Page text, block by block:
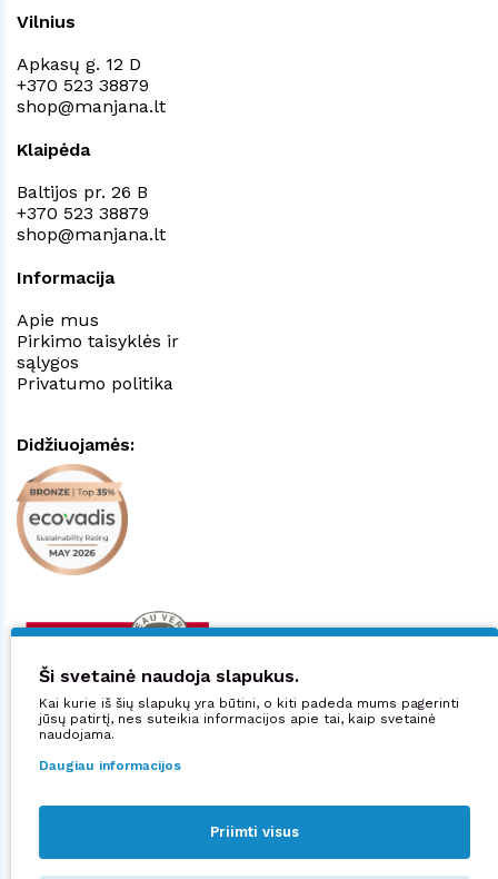
Vilnius
Apkasų g. 12 D
+370 523 38879
shop@manjana.lt
Klaipėda
Baltijos pr. 26 B
+370 523 38879
shop@manjana.lt
Informacija
Apie mus
Pirkimo taisyklės ir
sąlygos
Privatumo politika
Didžiuojamės:
Sekite mus:
Ši svetainė naudoja slapukus.
Kai kurie iš šių slapukų yra būtini, o kiti padeda mums pagerinti
jūsų patirtį, nes suteikia informacijos apie tai, kaip svetainė
naudojama.
Daugiau informacijos
Priimti visus